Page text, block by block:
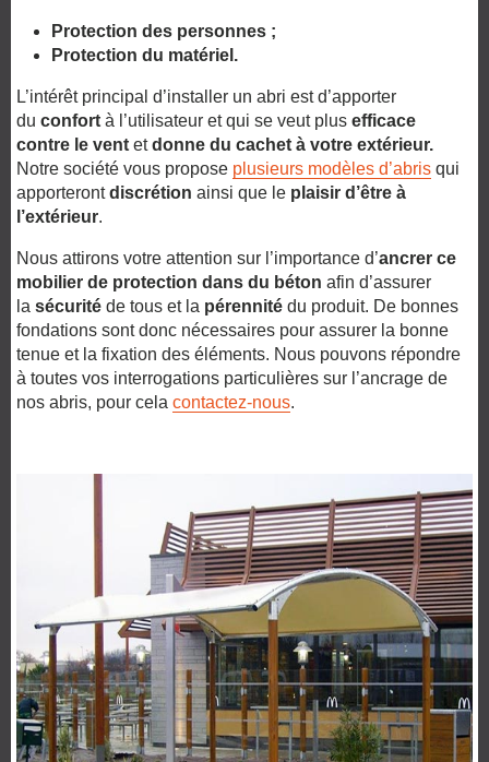
Protection des personnes ;
Protection du matériel.
L’intérêt principal d’installer un abri est d’apporter
du confort à l’utilisateur et qui se veut plus efficace
contre le vent etdonne du cachet à votre extérieur.
Notre société vous propose plusieurs modèles d’abris qui
apporterontdiscrétion ainsi que le plaisir d’être à
l’extérieur.
Nous attirons votre attention sur l’importance d’ancrer ce
mobilier de protection dans du béton afin d’assurer
la sécurité de tous et la pérennité du produit. De bonnes
fondations sont donc nécessaires pour assurer la bonne
tenue et la fixation des éléments. Nous pouvons répondre
à toutes vos interrogations particulières sur l’ancrage de
nos abris, pour cela contactez-nous.